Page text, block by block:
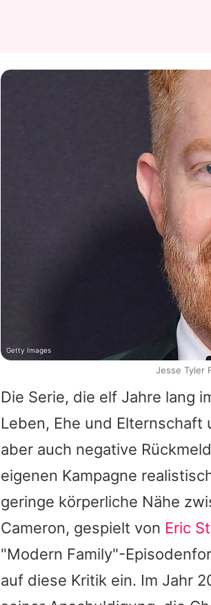
Die Serie, die elf Jahre lang
Leben, Ehe und
aber auch negative
eigenen Kampagne
geringe körperliche Nähe
Cameron, gespielt von Eric
"Modern Family"-
auf diese Kritik ein. Im Jahr
Getty Images
Jesse Tyler